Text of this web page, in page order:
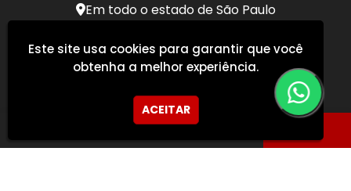
Em todo o estado de São Paulo
Este site usa cookies para garantir que você
obtenha a melhor experiência.
ACEITAR